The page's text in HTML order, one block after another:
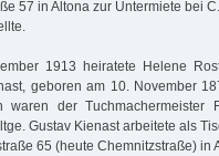
57 in Altona zur Untermiete bei
1913 heiratete Helene
geboren am 10. November
waren der Tuchmachermeister
Gustav Kienast arbeitete als
65 (heute Chemnitzstraße) in